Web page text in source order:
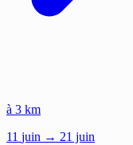
à 3 km
11 juin → 21 juin